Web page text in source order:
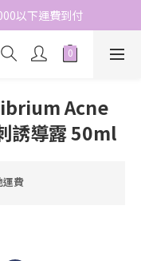
結帳時自動扣減
以下運費到付
結帳時自動扣減
Acne
誘導露 50ml
運費